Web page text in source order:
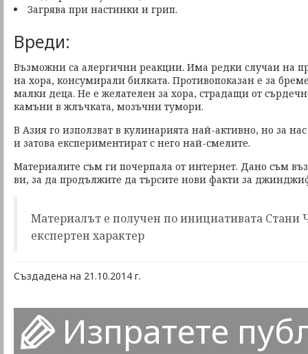
Загрява при настинки и грип.
Вреди:
Възможни са алергични реакции. Има редки случаи на
на хора, консумирали билката. Противопоказан е за
малки деца. Не е желателен за хора, страдащи от
камъни в жлъчката, мозъчни тумори.
В Азия го използват в кулинарията най-активно, но за
и затова експериментират с него най-смелите.
Материалите съм ги почерпала от интернет. Дано съм
ви, за да продължите да търсите нови факти за
Материалът е получен по инициативата Стани
експертен характер
Създадена на 21.10.2014 г.
Изпратете